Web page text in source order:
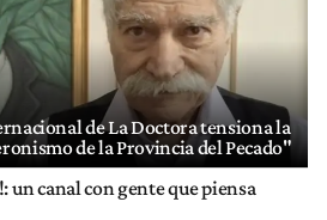
de La Doctora tensiona la
de la Provincia del Pecado"
un canal con gente que piensa